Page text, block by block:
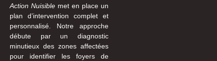
Action Nuisible met en place un
plan d’intervention complet et
personnalisé. Notre approche
débute par un diagnostic
minutieux des zones affectées
pour identifier les foyers de